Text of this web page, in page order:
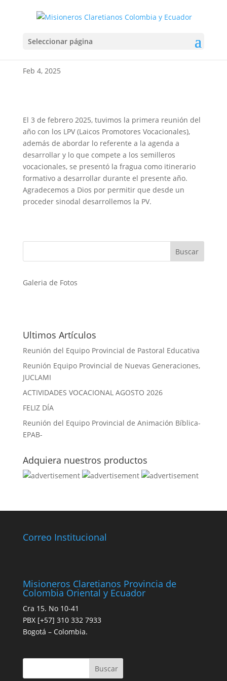
Seleccionar página
PROMOTORES
VOCACIONALES
Feb 4, 2025
El 3 de febrero 2025, tuvimos la primera reunión del
año con los LPV (Laicos Promotores Vocacionales),
además de abordar lo referente a la agenda a
desarrollar y lo que compete a los semilleros
vocacionales, se presentó la fragua como itinerario
formativo a desarrollar durante el presente año.
Agradecemos a Dios por permitir que desde un
proceder sinodal desarrollemos la PV.
Galeria de Fotos
Ultimos Artículos
Reunión del Equipo Provincial de Pastoral Educativa
Reunión Equipo Provincial de Nuevas Generaciones,
JUCLAMI
ACTIVIDADES VOCACIONAL AGOSTO 2026
FELIZ DÍA
Reunión del Equipo Provincial de Animación Bíblica-
EPAB-
Adquiera nuestros productos
Correo Institucional
Misioneros Claretianos Provincia de
Colombia Oriental y Ecuador
Cra 15. No 10-41
PBX [+57] 310 332 7933
Bogotá – Colombia.